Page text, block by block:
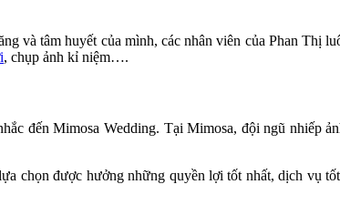
và tâm huyết của mình, các nhân viên của Phan Thị
, chụp ảnh kỉ niệm….
đến Mimosa Wedding. Tại Mimosa, đội ngũ nhiếp
chọn được hưởng những quyền lợi tốt nhất, dịch vụ